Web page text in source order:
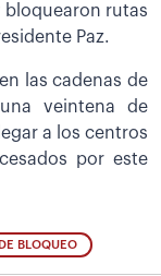
bloquearon rutas
Paz.
las cadenas de
veintena de
a los centros
por este
BLOQUEO